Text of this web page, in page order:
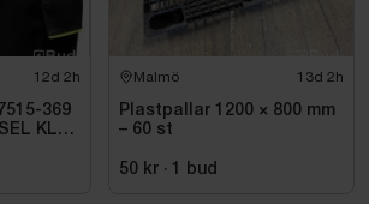
12d 2h
369
KL1.
Malmö 13d 2h
Plastpallar 1200 × 800 mm
– 60 st
50 kr · 1 bud